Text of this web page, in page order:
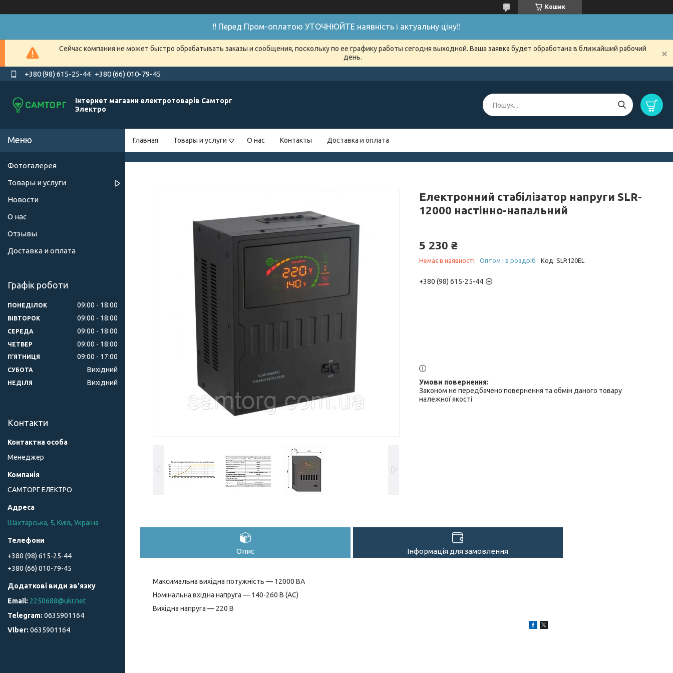
Кошик
!! Перед Пром-оплатою УТОЧНЮЙТЕ наявність і актуальну ціну!!
Сейчас компания не может быстро обрабатывать заказы и сообщения, поскольку по ее графику работы сегодня выходной. Ваша заявка будет обработана в ближайший рабочий
день.
+380 (98) 615-25-44 +380 (66) 010-79-45
Інтернет магазин електротоварів Самторг
Электро
Главная Товары и услуги О нас Контакты Доставка и оплата
Електронний стабілізатор напруги SLR-
12000 настінно-напальний
5 230 ₴
Немає в наявності Оптом і в роздріб Код: SLR120EL
+380 (98) 615-25-44
Законом не передбачено повернення та обмін даного товару
належної якості
Опис Інформація для замовлення
Максимальна вихідна потужність — 12000 ВА
Номінальна вхідна напруга — 140-260 В (АС)
Вихідна напруга — 220 В
Фотогалерея
Товары и услуги
Новости
О нас
Отзывы
Доставка и оплата
Графік роботи
ПОНЕДІЛОК 09:00 18:00
ВІВТОРОК 09:00 18:00
СЕРЕДА 09:00 18:00
ЧЕТВЕР 09:00 18:00
ПʼЯТНИЦЯ 09:00 17:00
СУБОТА Вихідний
НЕДІЛЯ Вихідний
Контакти
Менеджер
САМТОРГ ЕЛЕКТРО
Шахтарська, 5, Київ, Україна
+380 (98) 615-25-44
+380 (66) 010-79-45
2250688@ukr.net
0635901164
0635901164